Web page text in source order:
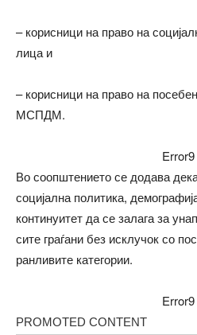
– корисници на право на
лица и
– корисници на право на
МСПДМ.
Error9
Во соопштението се додава
социјална политика,
континуитет да се залага за
сите граѓани без исклучок со
ранливите категории.
Error9